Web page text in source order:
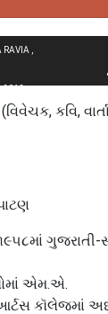
,
2012
કવિ,
એમ.એ.
કૉલેજમાં